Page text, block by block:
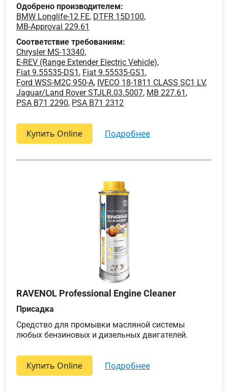
Одобрено производителем:
BMW Longlife-12 FE, DTFR 15D100,
MB-Approval 229.61
Соответствие требованиям:
Chrysler MS-13340,
E-REV (Range Extender Electric Vehicle),
Fiat 9.55535-DS1 , Fiat 9.55535-GS1 ,
Ford WSS-M2C 950-A, IVECO 18-1811 CLASS SC1 LV,
Jaguar/Land Rover STJLR.03.5007, MB 227.61 ,
PSA B71 2290, PSA B71 2312
Купить Online подробнее
RAVENOL Professional Engine Cleaner
Присадка
Средство для промывки масляной системы
любых бензиновых и дизельных двигателей.
Купить Online подробнее